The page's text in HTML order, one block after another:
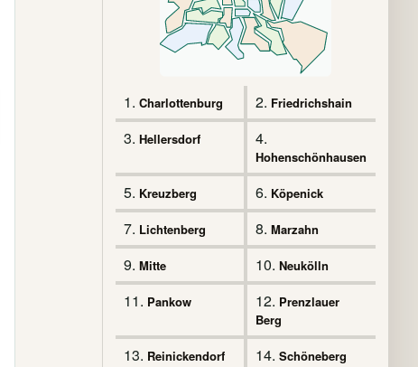
1. Charlottenburg 2. Friedrichshain
3. Hellersdorf 4.
Hohenschönhausen
5. Kreuzberg 6. Köpenick
7. Lichtenberg 8. Marzahn
9. Mitte 10. Neukölln
11. Pankow 12. Prenzlauer
Berg
13. Reinickendorf 14. Schöneberg